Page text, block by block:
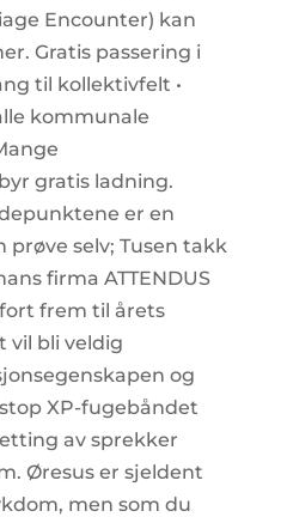
Encounter) kan
Gratis passering i
til kollektivfelt •
kommunale
gratis ladning.
er en
selv; Tusen takk
firma ATTENDUS
frem til årets
vil bli veldig
og
XP-fugebåndet
av sprekker
Øresus er sjeldent
men som du